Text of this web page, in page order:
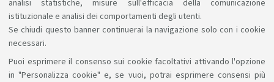
analisi statistiche, misure sull'efficacia della comunicazione
istituzionale e analisi dei comportamenti degli utenti.
Se chiudi questo banner continuerai la navigazione solo con i cookie
necessari.
Puoi esprimere il consenso sui cookie facoltativi attivando l'opzione
in "Personalizza cookie" e, se vuoi, potrai esprimere consensi più
Sosteniamo il diritto alla conoscenza